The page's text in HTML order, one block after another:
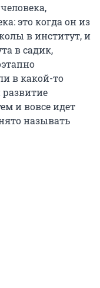
это когда он из
в институт, и
в садик,
в какой-то
и вовсе идет
называть